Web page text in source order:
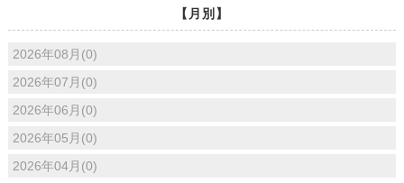
【月別】
2026年08月(0)
2026年07月(0)
2026年06月(0)
2026年05月(0)
2026年04月(0)